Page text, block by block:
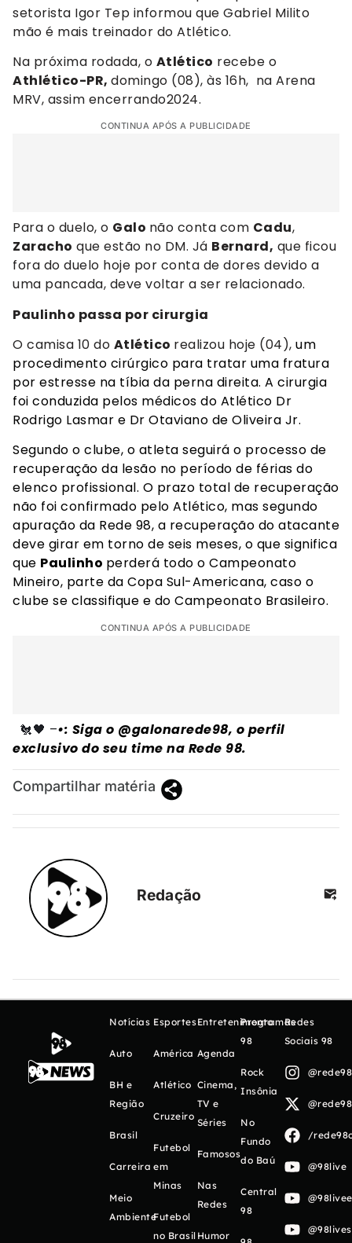
setorista Igor Tep informou que Gabriel Milito
mão é mais treinador do Atlético.
Na próxima rodada, o Atlético recebe o
Athlético-PR, domingo (08), às 16h, na Arena
MRV, assim encerrando2024.
CONTINUA APÓS A PUBLICIDADE
Para o duelo, o Galo não conta com Cadu,
Zaracho que estão no DM. Já Bernard, que ficou
fora do duelo hoje por conta de dores devido a
uma pancada, deve voltar a ser relacionado.
Paulinho passa por cirurgia
O camisa 10 do Atlético realizou hoje (04), um
procedimento cirúrgico para tratar uma fratura
por estresse na tíbia da perna direita. A cirurgia
foi conduzida pelos médicos do Atlético Dr
Rodrigo Lasmar e Dr Otaviano de Oliveira Jr.
Segundo o clube, o atleta seguirá o processo de
recuperação da lesão no período de férias do
elenco profissional. O prazo total de recuperação
não foi confirmado pelo Atlético, mas segundo
apuração da Rede 98, a recuperação do atacante
deve girar em torno de seis meses, o que significa
que Paulinho perderá todo o Campeonato
Mineiro, parte da Copa Sul-Americana, caso o
clube se classifique e do Campeonato Brasileiro.
CONTINUA APÓS A PUBLICIDADE
🐔🖤 –•: Siga o @galonarede98, o perfil
exclusivo do seu time na Rede 98.
Compartilhar matéria
Redação
Notícias
Auto
BH e
Região
Brasil
Carreira
Meio
Ambiente
Esportes
América
Atlético
Cruzeiro
Futebol
em
Minas
Futebol
no Brasil
Entretenimento
Agenda
Cinema,
TV e
Séries
Famosos
Nas
Redes
Humor
Programas
98
Rock
Insônia
No
Fundo
do Baú
Central
98
Redes
Sociais 98
/
@98live